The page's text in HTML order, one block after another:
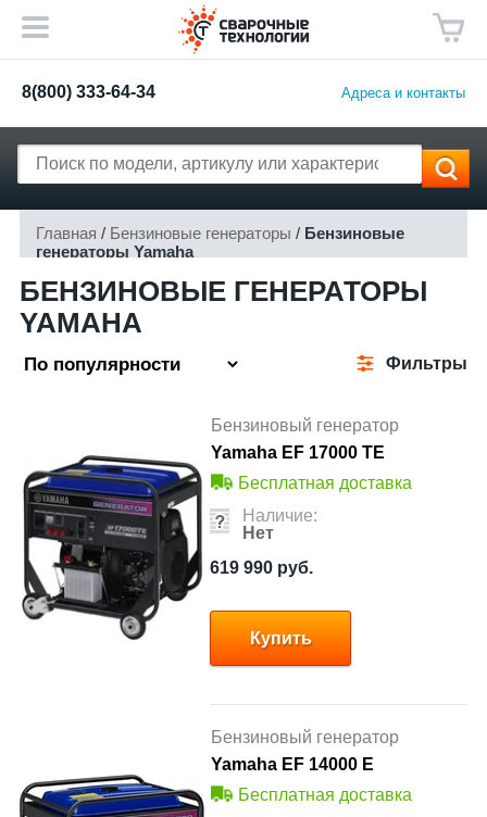
8(800) 333-64-34 Адреса и контакты
Главная / Бензиновые генераторы / Бензиновые
генераторы Yamaha
БЕНЗИНОВЫЕ ГЕНЕРАТОРЫ
YAMAHA
Фильтры
Бензиновый генератор
Yamaha EF 17000 TE
Бесплатная доставка
Наличие:
Нет
619 990 руб.
Купить
Бензиновый генератор
Yamaha EF 14000 E
Бесплатная доставка